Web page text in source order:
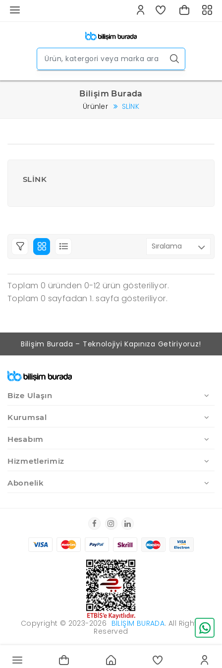
Bilişim Burada
Ürünler SLİNK
SLİNK
Toplam 0 üründen 0-12 ürün gösteriliyor.
Toplam 0 sayfadan 1. sayfa gösteriliyor.
Bilişim Burada – Teknolojiyi Kapınıza Getiriyoruz!
Bize Ulaşın
Kurumsal
Hesabım
Hizmetlerimiz
Abonelik
Copyright © 2023-2026 BILIŞIM BURADA. All Rights
Reserved